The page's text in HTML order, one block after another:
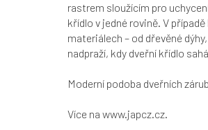
rastrem sloužícím pro
křídlo v jedné rovině. V
materiálech – od dřevěné
nadpraží, kdy dveřní křídlo
Moderní podoba dveřních
Více na www.japcz.cz.